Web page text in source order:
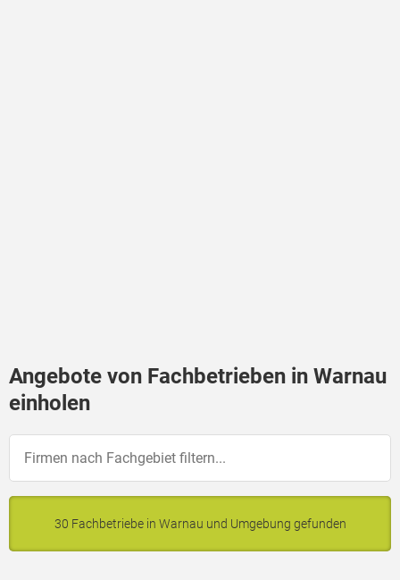
Angebote von Fachbetrieben in Warnau
einholen
30 Fachbetriebe in Warnau und Umgebung gefunden